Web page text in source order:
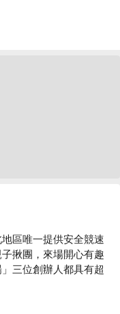
區唯一提供安全競速
揪團，來場開心有趣
三位創辦人都具有超
車場」提供的服務包